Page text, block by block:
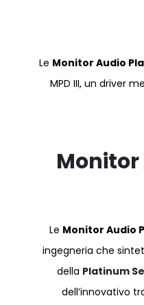
Le Monitor Audio
MPD III, un driver
Monitor
Le Monitor Audio
ingegneria che
della Platinum
dell’innovativo